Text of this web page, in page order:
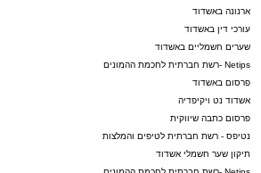
ארנונה באשדוד
עורכי דין באשדוד
שערים חשמליים באשדוד
Netips -רשת חברתית לחכמת ההמונים
פרסום באשדוד
אשדוד נט ויקיפדיה
פרסום כתבה שיווקית
נטיפס - רשת חברתית לטיפים והמלצות
תיקון שער חשמלי אשדוד